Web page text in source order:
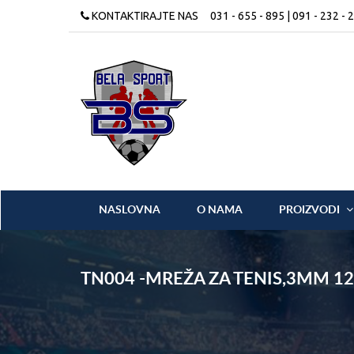
KONTAKTIRAJTE NAS 031 - 655 - 895 | 091 - 232 -
NASLOVNA O NAMA PROIZVODI
TN004 -MREŽA ZA TENIS,3MM